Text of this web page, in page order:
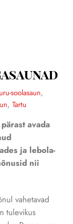
soolasaun,
,Tartu
avada
ja lebola­
nii
vahetavad
tulevikus